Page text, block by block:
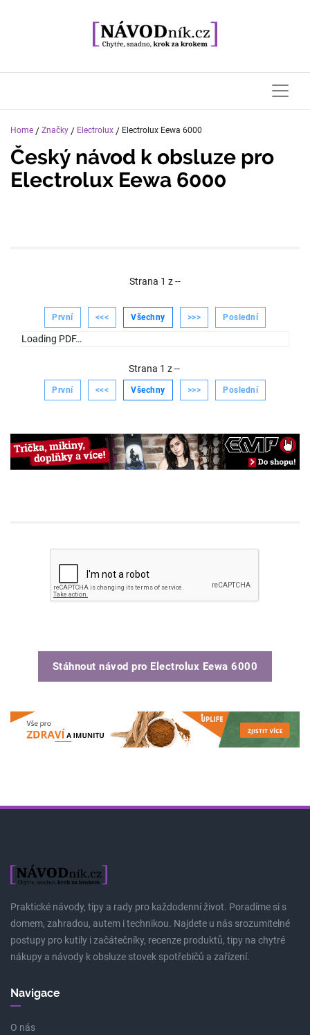
Home / Značky / Electrolux / Electrolux Eewa 6000
Český návod k obsluze pro
Electrolux Eewa 6000
Strana 1 z--
První <<< Všechny >>> Poslední
Loading PDF…
Strana 1 z--
První <<< Všechny >>> Poslední
Stáhnout návod pro Electrolux Eewa 6000
Praktické návody, tipy a rady pro každodenní život. Poradíme si s
domem, zahradou, autem i technikou. Najdete u nás srozumitelné
postupy pro kutily i začátečníky, recenze produktů, tipy na chytré
nákupy a návody k obsluze stovek spotřebičů a zařízení.
Navigace
O nás